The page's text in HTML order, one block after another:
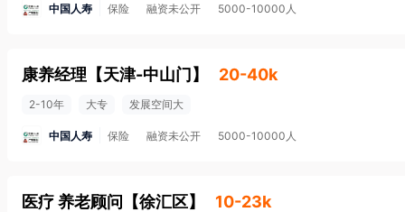
中国人寿 保险 融资未公开 5000-10000人
康养经理 【天津-中山门 】 20-40k
2-10年 大专 发展空间大
中国人寿 保险 融资未公开 5000-10000人
医疗 养老顾问 【徐汇区】 10-23k